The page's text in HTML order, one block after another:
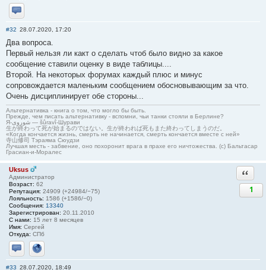
Отправить личное сообщение
#32 28.07.2020, 17:20
Два вопроса.
Первый нельзя ли какт о сделать чтоб было видно за какое
сообщение ставили оценку в виде таблицы....
Второй. На некоторых форумах каждый плюс и минус
сопровождается маленьким сообщением обосновывающим за что.
Очень дисциплинирует обе стороны...
Альтернативка - книга о том, что могло бы быть.
Прежде, чем писать альтернативку - вспомни, чьи танки стояли в Берлине?
Я-شوروی — šûravî-Шурави
生が終わって死が始まるのではない。生が終われば死もまた終わってしまうのだ。
«Когда кончается жизнь, смерть не начинается, смерть кончается вместе с ней»
寺山修司 Тэраяма Сюудзи
Лучшая месть - забвение, оно похоронит врага в прахе его ничтожества. (с) Бальтасар
Грасиан-и-Моралес
Uksus
Администратор
Возраст: 62
Репутация: 24909 (+24984/−75)
Лояльность: 1586 (+1586/−0)
Сообщения: 13340
Зарегистрирован: 20.11.2010
С нами: 15 лет 8 месяцев
Имя: Сергей
Откуда: СПб
Отправить личное сообщение
Сайт
1
#33 28.07.2020, 18:49